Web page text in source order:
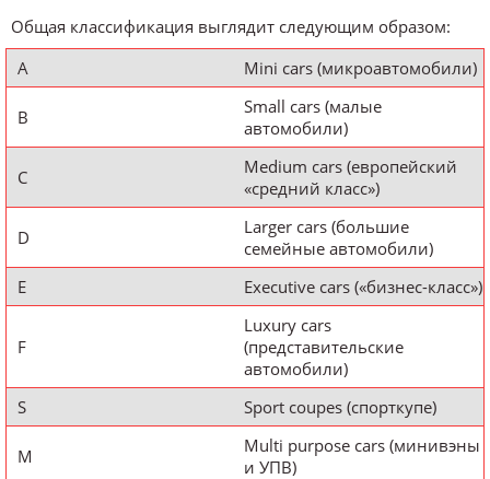
Общая классификация выглядит следующим образом:
A
Mini cars (микроавтомобили)
B
Small cars (малые
автомобили)
C
Medium cars (европейский
«средний класс»)
D
Larger cars (большие
семейные автомобили)
E
Executive cars («бизнес-класс»)
F
Luxury cars
(представительские
автомобили)
S
Sport coupes (спорткупе)
M
Multi purpose cars (минивэны
и УПВ)